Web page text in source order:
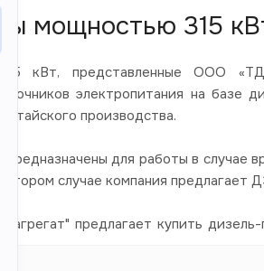
мощностью 315
кВт, представленные ООО «ТД
электропитания на
производства.
для работы в случае
втором случае компания
предлагает купить